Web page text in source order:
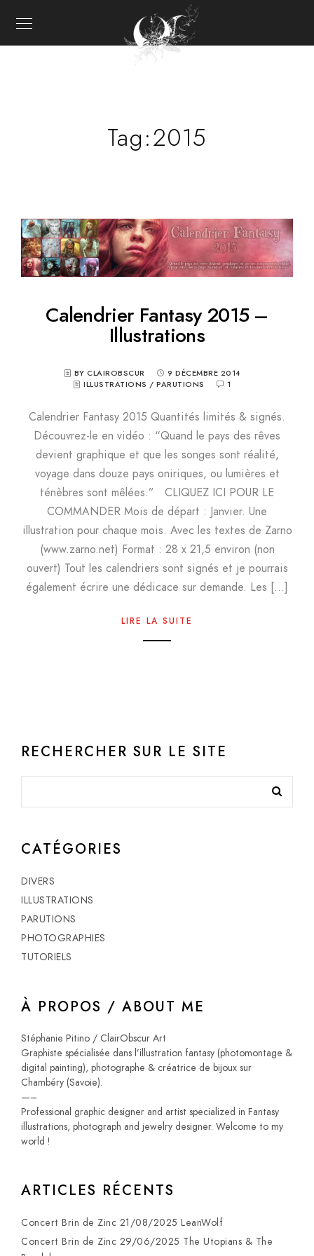
Tag:2015
Calendrier Fantasy 2015 –
Illustrations
BY CLAIROBSCUR
9 DÉCEMBRE 2014
ILLUSTRATIONS /PARUTIONS 1
Calendrier Fantasy 2015 Quantités limités & signés.
Découvrez-le en vidéo : “Quand le pays des rêves
devient graphique et que les songes sont réalité,
voyage dans douze pays oniriques, ou lumières et
ténèbres sont mêlées.” CLIQUEZ ICI POUR LE
COMMANDER Mois de départ : Janvier. Une
illustration pour chaque mois. Avec les textes de Zarno
(www.zarno.net) Format : 28 x 21,5 environ (non
ouvert) Tout les calendriers sont signés et je pourrais
également écrire une dédicace sur demande. Les […]
LIRE LA SUITE
RECHERCHER SUR LE SITE
CATÉGORIES
DIVERS
ILLUSTRATIONS
PARUTIONS
PHOTOGRAPHIES
TUTORIELS
À PROPOS / ABOUT ME
Stéphanie Pitino / ClairObscur Art
Graphiste spécialisée dans l’illustration fantasy (photomontage &
digital painting), photographe & créatrice de bijoux sur
Chambéry (Savoie).
—–
Professional graphic designer and artist specialized in Fantasy
illustrations, photograph and jewelry designer. Welcome to my
world !
ARTICLES RÉCENTS
Concert Brin de Zinc 21/08/2025 LeanWolf
Concert Brin de Zinc 29/06/2025 The Utopians & The